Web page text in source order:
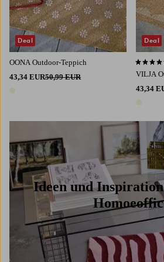
OONA Outdoor-Teppich
43,34 EUR50,99 EUR
1 Farbe
Deal
VILJA
43,34
1 Farbe
5,0
Deal
Ideen und